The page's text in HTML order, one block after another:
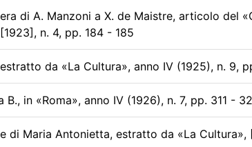
di A. Manzoni a X. de Maistre, articolo del
n. 4, pp. 184 - 185
da «La Cultura», anno IV (1925), n. 9,
B., in «Roma», anno IV (1926), n. 7, pp. 311 -
di Maria Antonietta, estratto da «La